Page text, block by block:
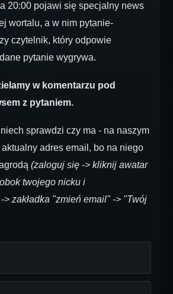
20:00 pojawi się specjalny news
wortalu, a w nim pytanie-
czytelnik, który odpowie
pytanie wygrywa.
w komentarzu pod
z pytaniem.
sprawdzi czy ma - na naszym
adres email, bo na niego
(zaloguj się -> kliknij awatar
twojego nicku i
zakładka "zmień email" -> "Twój